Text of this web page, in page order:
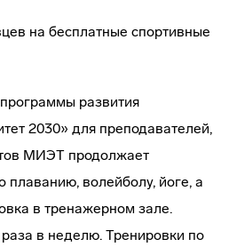
развития
2030» для преподавателей,
МИЭТ продолжает
плаванию, волейболу, йоге, а
в тренажерном зале.
в неделю. Тренировки по